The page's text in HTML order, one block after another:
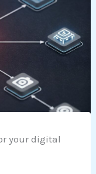
your digital